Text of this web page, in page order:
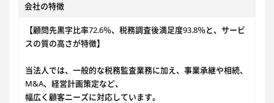
会社の特徴
【顧問先黒字比率72.6％、税務調査後満足度93.8％と、サービ
スの質の高さが特徴】
当法人では、一般的な税務監査業務に加え、事業承継や相続、
M&A、経営計画策定など、
幅広く顧客ニーズに対応しています。